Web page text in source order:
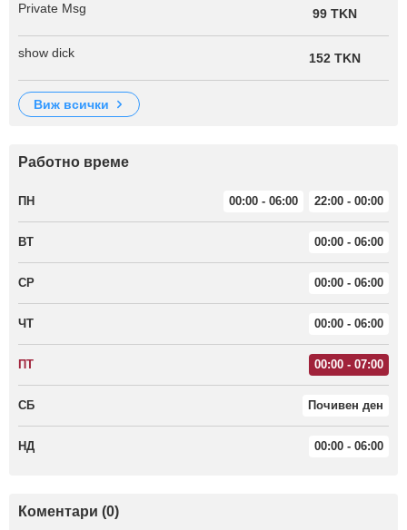
Private Msg 99 TKN
show dick 152 TKN
виж всички
Работно време
ПН 00:00 - 06:00 22:00 - 00:00
ВТ 00:00 - 06:00
СР 00:00 - 06:00
ЧТ 00:00 - 06:00
ПТ 00:00 - 07:00
СБ Почивен ден
НД 00:00 - 06:00
Коментари (0)